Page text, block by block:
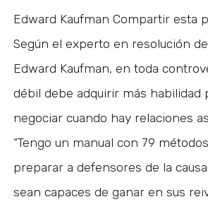
Edward Kaufman Compartir esta
Según el experto en resolución
Edward Kaufman, en toda
débil debe adquirir más habilidad
negociar cuando hay relaciones
“Tengo un manual con 79
preparar a defensores de la
sean capaces de ganar en sus